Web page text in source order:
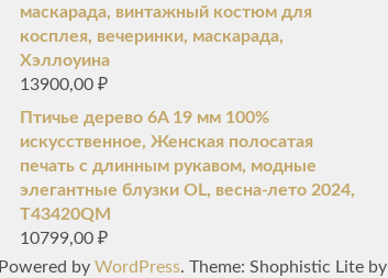
маскарада, винтажный костюм для
косплея, вечеринки, маскарада,
Хэллоуина
13900,00 ₽
Птичье дерево 6A 19 мм 100%
искусственное, Женская полосатая
печать с длинным рукавом, модные
элегантные блузки OL, весна-лето 2024,
T43420QM
10799,00 ₽
Powered by WordPress. Theme: Shophistic Lite by